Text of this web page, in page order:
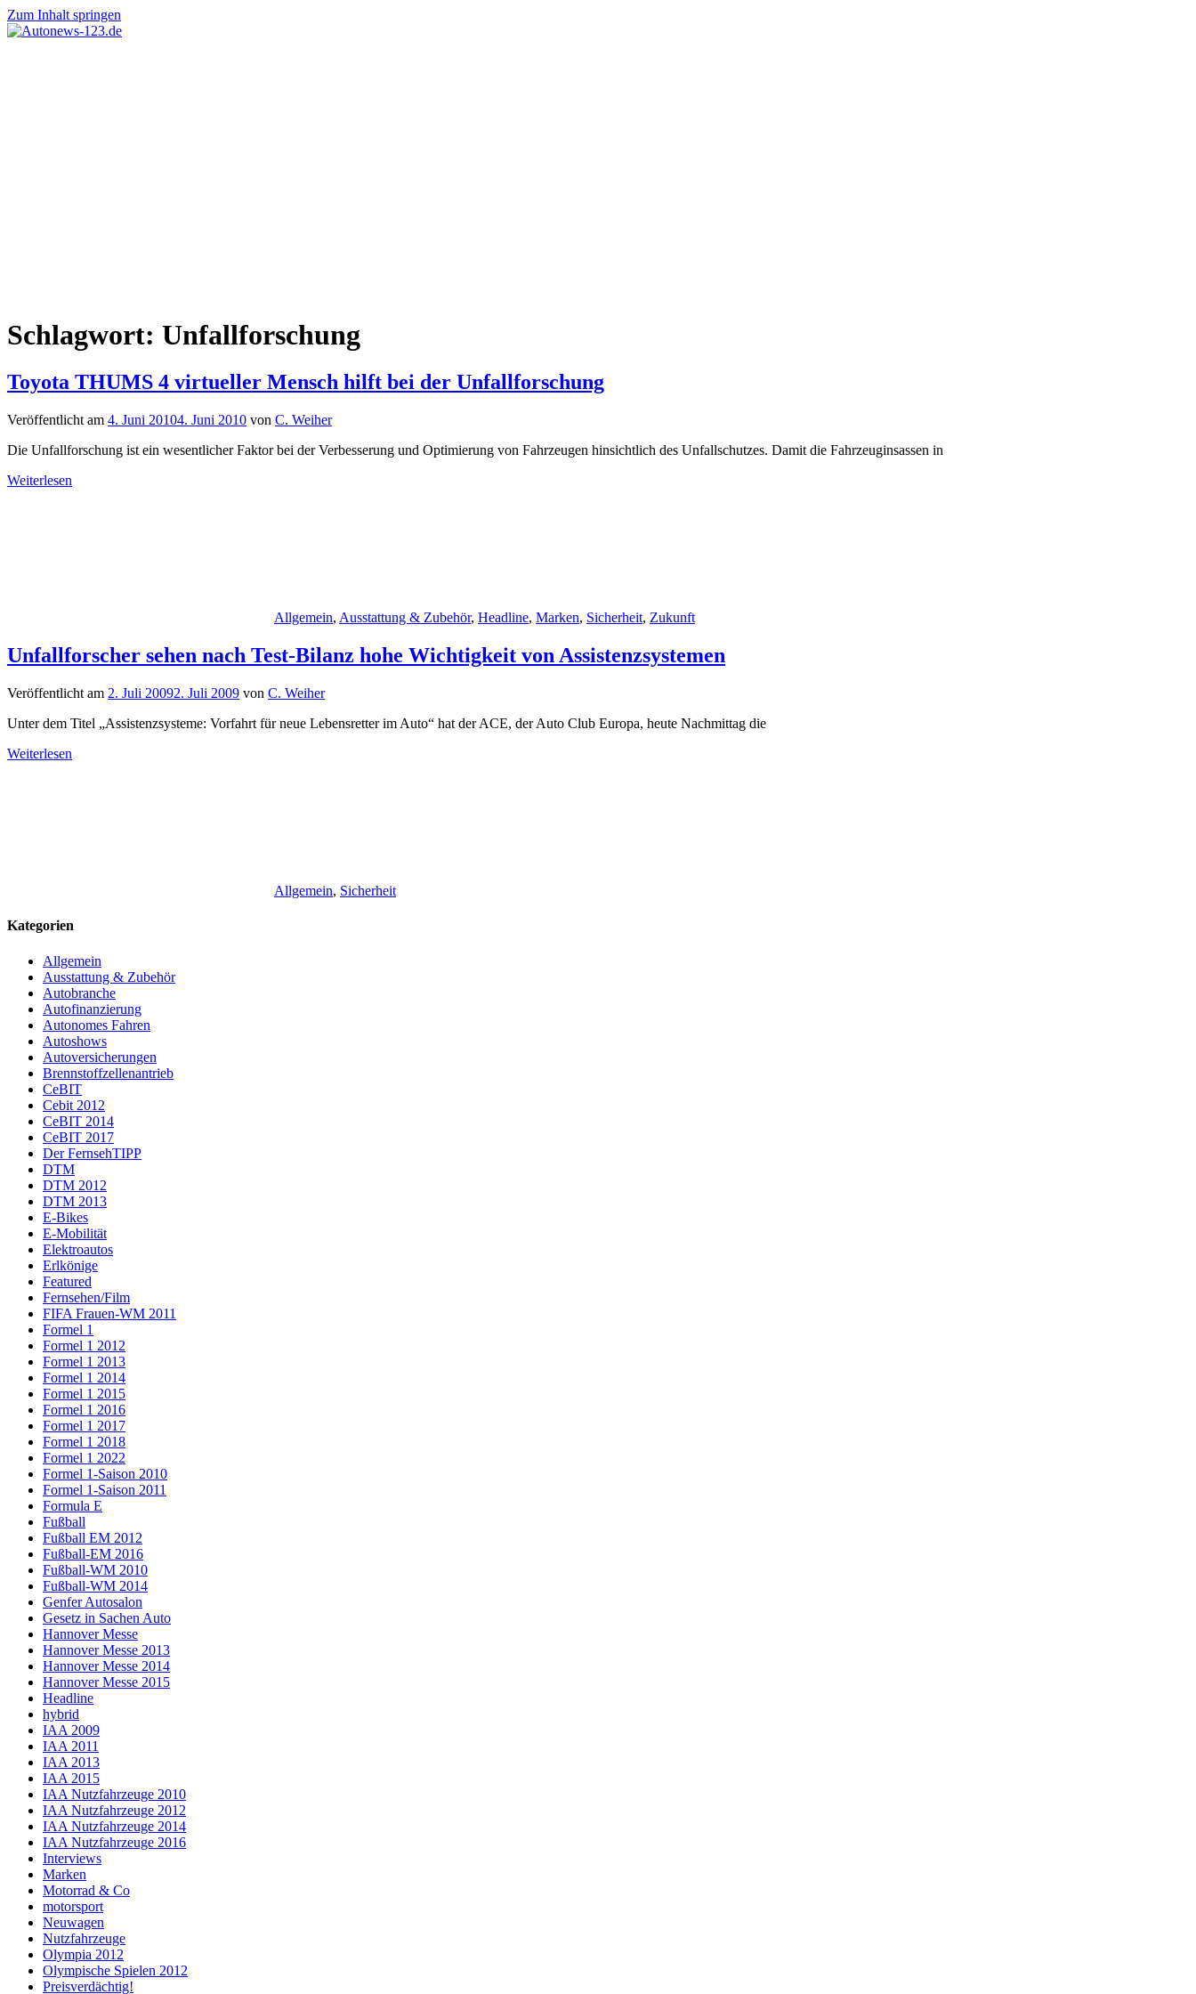
Zum Inhalt springen
Schlagwort: Unfallforschung
Toyota THUMS 4 virtueller Mensch hilft bei der Unfallforschung
Veröffentlicht am 4. Juni 20104. Juni 2010 von C. Weiher
Die Unfallforschung ist ein wesentlicher Faktor bei der Verbesserung und Optimierung von Fahrzeugen hinsichtlich des Unfallschutzes. Damit die Fahrzeuginsassen in
Weiterlesen
Allgemein, Ausstattung & Zubehör, Headline, Marken, Sicherheit, Zukunft
Unfallforscher sehen nach Test-Bilanz hohe Wichtigkeit von Assistenzsystemen
Veröffentlicht am 2. Juli 20092. Juli 2009 von C. Weiher
Unter dem Titel „Assistenzsysteme: Vorfahrt für neue Lebensretter im Auto“ hat der ACE, der Auto Club Europa, heute Nachmittag die
Weiterlesen
Allgemein, Sicherheit
Kategorien
Allgemein
Ausstattung & Zubehör
Autobranche
Autofinanzierung
Autonomes Fahren
Autoshows
Autoversicherungen
Brennstoffzellenantrieb
CeBIT
Cebit 2012
CeBIT 2014
CeBIT 2017
Der FernsehTIPP
DTM
DTM 2012
DTM 2013
E-Bikes
E-Mobilität
Elektroautos
Erlkönige
Featured
Fernsehen/Film
FIFA Frauen-WM 2011
Formel 1
Formel 1 2012
Formel 1 2013
Formel 1 2014
Formel 1 2015
Formel 1 2016
Formel 1 2017
Formel 1 2018
Formel 1 2022
Formel 1-Saison 2010
Formel 1-Saison 2011
Formula E
Fußball
Fußball EM 2012
Fußball-EM 2016
Fußball-WM 2010
Fußball-WM 2014
Genfer Autosalon
Gesetz in Sachen Auto
Hannover Messe
Hannover Messe 2013
Hannover Messe 2014
Hannover Messe 2015
Headline
hybrid
IAA 2009
IAA 2011
IAA 2013
IAA 2015
IAA Nutzfahrzeuge 2010
IAA Nutzfahrzeuge 2012
IAA Nutzfahrzeuge 2014
IAA Nutzfahrzeuge 2016
Interviews
Marken
Motorrad & Co
motorsport
Neuwagen
Nutzfahrzeuge
Olympia 2012
Olympische Spielen 2012
Preisverdächtig!